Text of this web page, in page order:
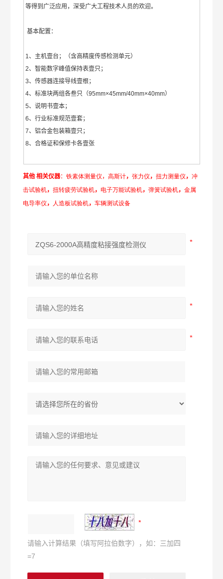
等得到广泛应用，深受广大工程技术人员的欢迎。
基本配置：
1、主机壹台；（含高精度传感检测单元）
2、智能数字峰值保持表壹只；
3、传感器连接导线壹根；
4、标准块两组各叁只（95mm×45mm/40mm×40mm）
5、说明书壹本；
6、行业标准规范壹套；
7、铝合金包装箱壹只；
8、合格证和保修卡各壹张
其他 相关仪器：铁素体测量仪 ，高斯计，张力仪 ，扭力测量仪 ，冲
击试验机，扭转疲劳试验机，电子万能试验机，弹簧试验机，金属
电导率仪 ， 人造板试验机，车辆测试设备
请输入计算结果（填写阿拉伯数字），如：三加四
=7